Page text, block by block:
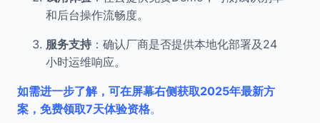
和后台操作流畅度。
服务支持 ：确认厂商是否提供本地化部署及24
小时运维响应。
如需进一步了解，可在屏幕右侧获取2025年最新方
案，免费领取7天体验资格。